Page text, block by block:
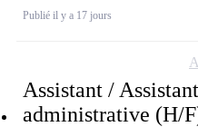
Publié il y a 17 jours
Assistant /
administrative (H/